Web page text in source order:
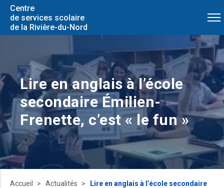
Centre
de services scolaire
de la Rivière-du-Nord
Lire en anglais à l’école
secondaire Émilien-
Frenette, c’est « le fun »
Accueil Actualités
Lire en anglais à l’école secondaire